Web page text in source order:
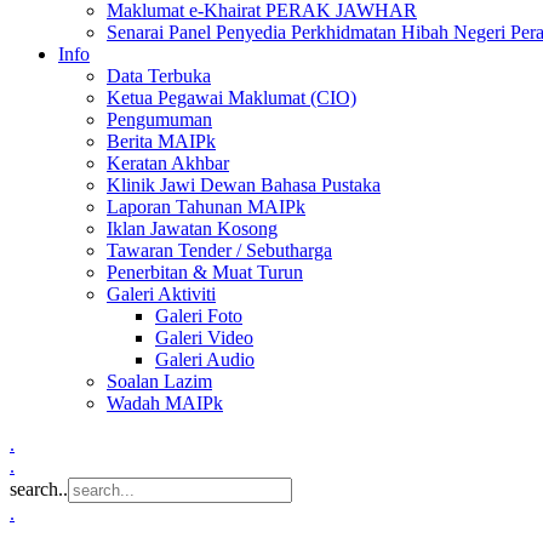
Maklumat e-Khairat PERAK JAWHAR
Senarai Panel Penyedia Perkhidmatan Hibah Negeri
Info
Data Terbuka
Ketua Pegawai Maklumat (CIO)
Pengumuman
Berita MAIPk
Keratan Akhbar
Klinik Jawi Dewan Bahasa Pustaka
Laporan Tahunan MAIPk
Iklan Jawatan Kosong
Tawaran Tender / Sebutharga
Penerbitan & Muat Turun
Galeri Aktiviti
Galeri Foto
Galeri Video
Galeri Audio
Soalan Lazim
Wadah MAIPk
.
.
search..
.